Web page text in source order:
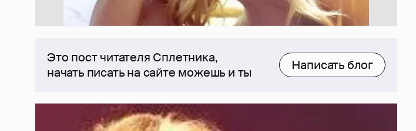
Это пост читателя Сплетника,
начать писать на сайте можешь и ты
Написать блог